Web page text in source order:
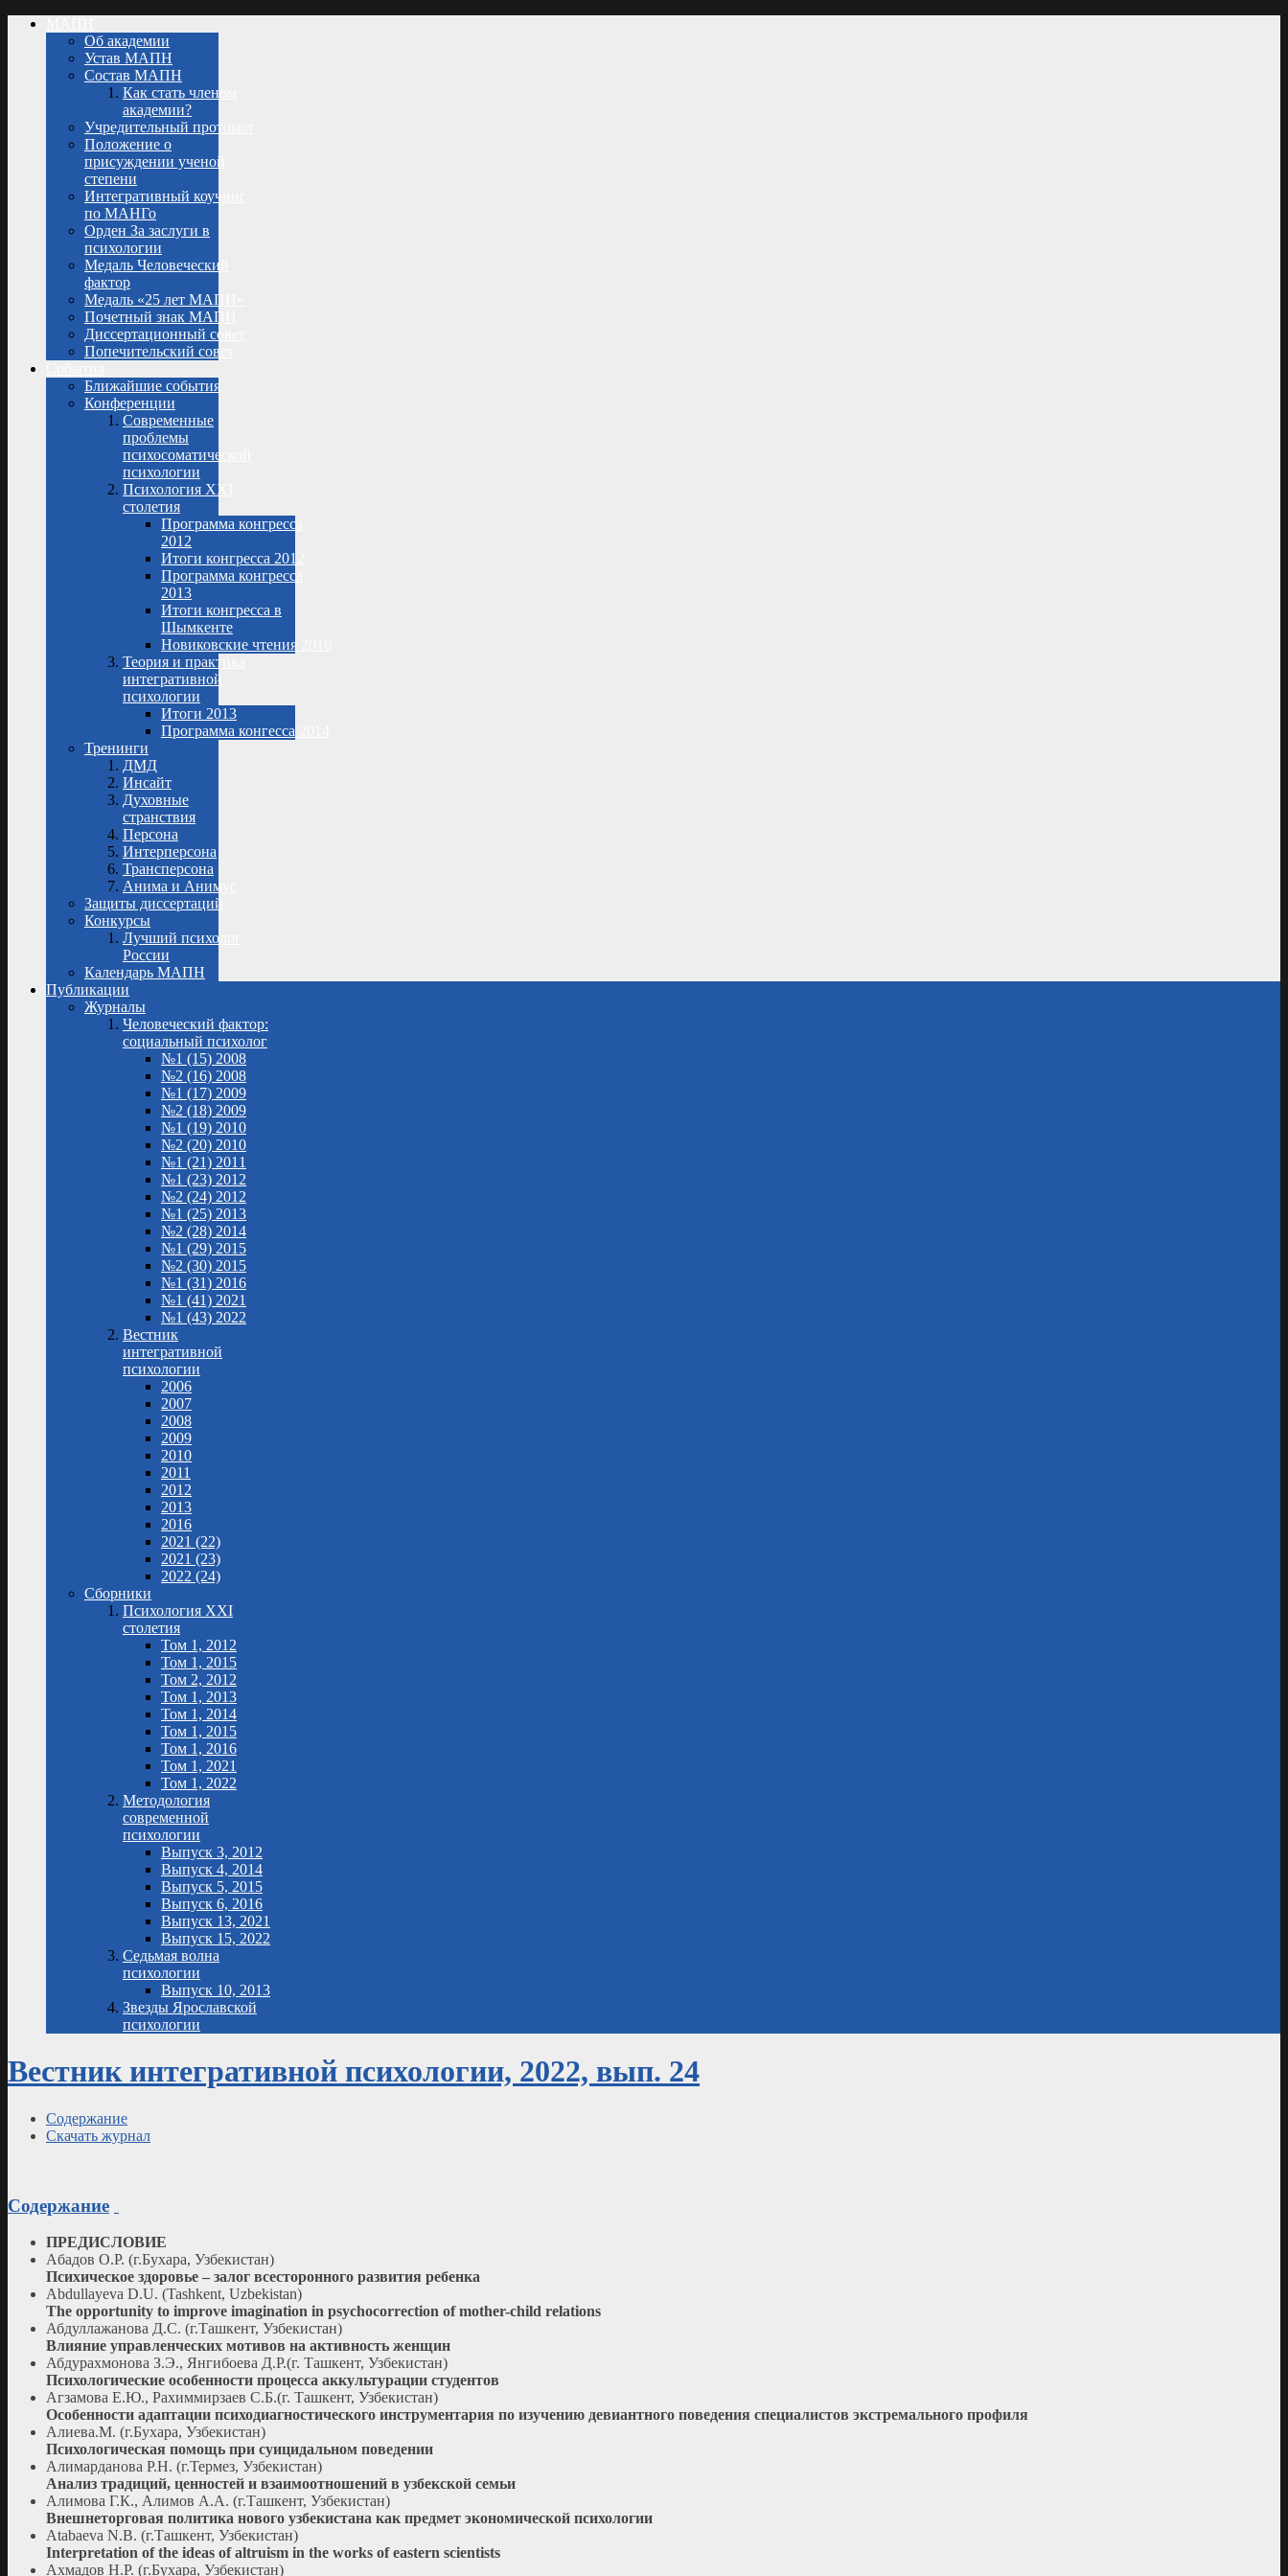
Об академии
Устав МАПН
Состав МАПН
Как стать членом
академии?
Учредительный протокол
Положение о
присуждении ученой
степени
Интегративный коучинг
по МАНГо
Орден За заслуги в
психологии
Медаль Человеческий
фактор
Медаль «25 лет МАПН»
Почетный знак МАПН
Диссертационный совет
Попечительский совет
Ближайшие события
Конференции
Современные
проблемы
психосоматической
психологии
Психология XXI
столетия
Программа конгресса
2012
Итоги конгресса 2012
Программа конгресса
2013
Итоги конгресса в
Шымкенте
Новиковские чтения 2016
Теория и практика
интегративной
психологии
Итоги 2013
Программа конгесса 2014
Тренинги
ДМД
Инсайт
Духовные
странствия
Персона
Интерперсона
Трансперсона
Анима и Анимус
Защиты диссертаций
Конкурсы
Лучший психолог
России
Календарь МАПН
Публикации
Журналы
Человеческий фактор:
социальный психолог
№1 (15) 2008
№2 (16) 2008
№1 (17) 2009
№2 (18) 2009
№1 (19) 2010
№2 (20) 2010
№1 (21) 2011
№1 (23) 2012
№2 (24) 2012
№1 (25) 2013
№2 (28) 2014
№1 (29) 2015
№2 (30) 2015
№1 (31) 2016
№1 (41) 2021
№1 (43) 2022
Вестник
интегративной
психологии
2006
2007
2008
2009
2010
2011
2012
2013
2016
2021 (22)
2021 (23)
2022 (24)
Сборники
Психология XXI
столетия
Том 1, 2012
Том 1, 2015
Том 2, 2012
Том 1, 2013
Том 1, 2014
Том 1, 2015
Том 1, 2016
Том 1, 2021
Том 1, 2022
Методология
современной
психологии
Выпуск 3, 2012
Выпуск 4, 2014
Выпуск 5, 2015
Выпуск 6, 2016
Выпуск 13, 2021
Выпуск 15, 2022
Седьмая волна
психологии
Выпуск 10, 2013
Звезды Ярославской
психологии
Вестник интегративной психологии, 2022, вып. 24
Содержание
Скачать журнал
Содержание
ПРЕДИСЛОВИЕ
Aбадов О.Р. (г.Бухара, Узбекистан)
Психическое здоровье – залог всесторонного развития ребенка
Abdullayeva D.U. (Tashkent, Uzbekistan)
The opportunity to improve imagination in psychocorrection of mother-child relations
Абдуллажанова Д.С. (г.Ташкент, Узбекистан)
Влияние управленческих мотивов на активность женщин
Абдурахмонова З.Э., Янгибоева Д.Р.(г. Ташкент, Узбекистан)
Психологические особенности процесса аккультурации студентов
Агзамова Е.Ю., Рахиммирзаев С.Б.(г. Ташкент, Узбекистан)
Особенности адаптации психодиагностического инструментария по изучению девиантного поведения специалистов экстремального профиля
Алиева.М. (г.Бухара, Узбекистан)
Психологическая помощь при суицидальном поведении
Алимарданова Р.Н. (г.Термез, Узбекистан)
Анализ традиций, ценностей и взаимоотношений в узбекской семьи
Алимова Г.К., Алимов А.А. (г.Ташкент, Узбекистан)
Внешнеторговая политика нового узбекистана как предмет экономической психологии
Atabaeva N.B. (г.Ташкент, Узбекистан)
Interpretation of the ideas of altruism in the works of eastern scientists
Ахмадов Н.Р. (г.Бухара, Узбекистан)